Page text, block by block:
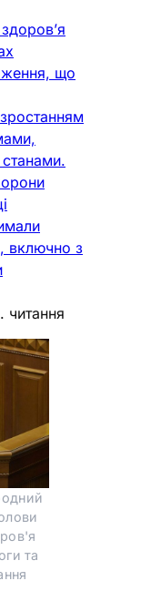
що
включно з
читання
та